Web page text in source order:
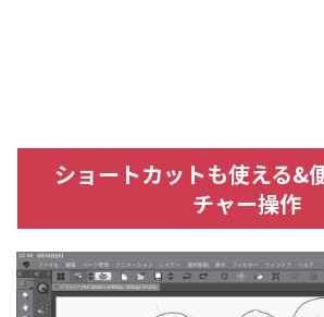
ショートカットも使える&
チャー操作